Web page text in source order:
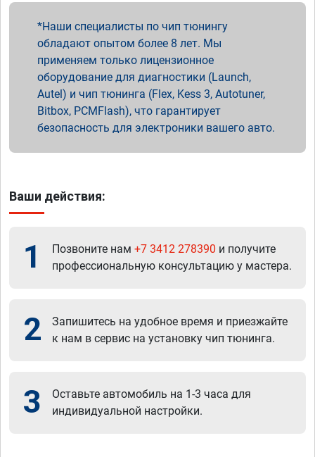
Наши специалисты по чип тюнингу
обладают опытом более 8 лет. Мы
применяем только лицензионное
оборудование для диагностики (Launch,
Autel) и чип тюнинга (Flex, Kess 3, Autotuner,
Bitbox, PCMFlash), что гарантирует
безопасность для электроники вашего авто.
Ваши действия:
1 Позвоните нам +7 3412 278390 и получите
профессиональную консультацию у мастера.
2
Запишитесь на удобное время и приезжайте
к нам в сервис на установку чип тюнинга.
3
Оставьте автомобиль на 1-3 часа для
индивидуальной настройки.